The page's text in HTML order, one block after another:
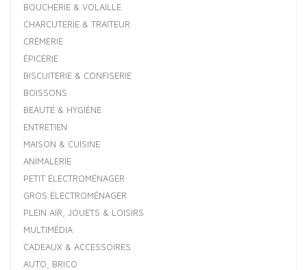
BOUCHERIE & VOLAILLE
CHARCUTERIE & TRAITEUR
CRÈMERIE
ÉPICERIE
BISCUITERIE & CONFISERIE
BOISSONS
BEAUTÉ & HYGIÈNE
ENTRETIEN
MAISON & CUISINE
ANIMALERIE
PETIT ÉLECTROMÉNAGER
GROS ÉLECTROMÉNAGER
PLEIN AIR, JOUETS & LOISIRS
MULTIMÉDIA
CADEAUX & ACCESSOIRES
AUTO, BRICO